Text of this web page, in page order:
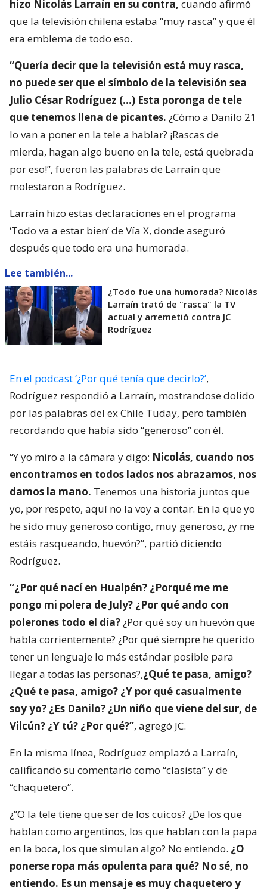
hizo Nicolás Larraín en su contra, cuando afirmó
que la televisión chilena estaba “muy rasca” y que él
era emblema de todo eso.
“Quería decir que la televisión está muy rasca,
no puede ser que el símbolo de la televisión sea
Julio César Rodríguez (…) Esta poronga de tele
que tenemos llena de picantes. ¿Cómo a Danilo 21
lo van a poner en la tele a hablar? ¡Rascas de
mierda, hagan algo bueno en la tele, está quebrada
por eso!”, fueron las palabras de Larraín que
molestaron a Rodríguez.
Larraín hizo estas declaraciones en el programa
‘Todo va a estar bien’ de Vía X, donde aseguró
después que todo era una humorada.
Lee también...
¿Todo fue una humorada? Nicolás
Larraín trató de "rasca" la TV
actual y arremetió contra JC
Rodríguez
En el podcast ‘¿Por qué tenía que decirlo?’,
Rodríguez respondió a Larraín, mostrandose dolido
por las palabras del ex Chile Tuday, pero también
recordando que había sido “generoso” con él.
“Y yo miro a la cámara y digo: Nicolás, cuando nos
encontramos en todos lados nos abrazamos, nos
damos la mano. Tenemos una historia juntos que
yo, por respeto, aquí no la voy a contar. En la que yo
he sido muy generoso contigo, muy generoso, ¿y me
estáis rasqueando, huevón?”, partió diciendo
Rodríguez.
“¿Por qué nací en Hualpén? ¿Porqué me me
pongo mi polera de July? ¿Por qué ando con
polerones todo el día?¿Por qué soy un huevón que
habla corrientemente? ¿Por qué siempre he querido
tener un lenguaje lo más estándar posible para
llegar a todas las personas?,¿Qué te pasa, amigo?
¿Qué te pasa, amigo? ¿Y por qué casualmente
soy yo? ¿Es Danilo? ¿Un niño que viene del sur, de
Vilcún? ¿Y tú? ¿Por qué?”, agregó JC.
En la misma línea, Rodríguez emplazó a Larraín,
calificando su comentario como “clasista” y de
“chaquetero”.
¿”O la tele tiene que ser de los cuicos? ¿De los que
hablan como argentinos, los que hablan con la papa
en la boca, los que simulan algo? No entiendo. ¿O
ponerse ropa más opulenta para qué? No sé, no
entiendo. Es un mensaje es muy chaquetero y